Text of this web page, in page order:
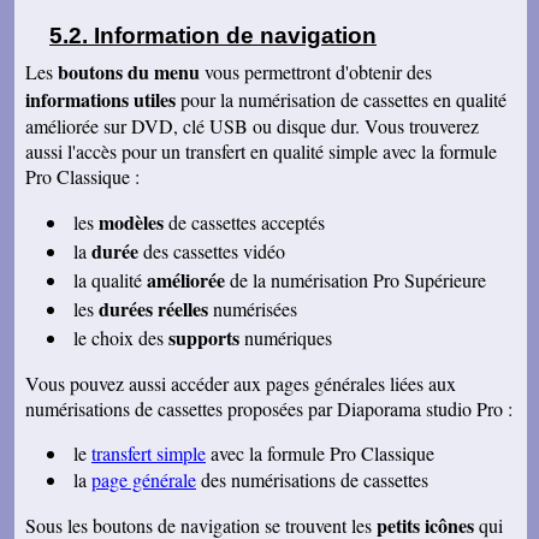
J'ai bien reçu la K7 et les DVD, c'est parfait.
Cécile B.
J'ai bien reçu le DVD et le son est parfait. Je
vous remercie de vos efforts. Bien cordialement
Bien reçu votre COLIS - Travail fénoménal que
j'ai eu peur d'entreprendre !!!!!!!!!!!!! Le disque
DUR et les CD/DVD fonctionnement
parfaitement ........ Je vais entreprendre
pour........ NOEL 3 copies. pour mes 3 enfants
de 1980 à ce jour . MERCI MERCI MERCI Je
entourage...
Véronique F.
Bien reçu,cela fait plaisir de revoir tout çà!
Cordialement
Marc T.
J'ai reçu le DVD hier. Merci beaucoup, j'aurai
d'autres bandes à vous envoyer dont du super8.
Information de navigation
Lesboutons du menuvous permettront d'obtenir des
informations utilespour la numérisation de cassettes en qualité
améliorée sur DVD, clé USB ou disque dur. Vous trouverez
aussi l'accès pour un transfert en qualité simple avec la formule
Pro Classique :
lesmodèlesde cassettes acceptés
la duréedes cassettes vidéo
la qualitéamélioréede la numérisation Pro Supérieure
lesdurées réellesnumérisées
le choix dessupportsnumériques
Vous pouvez aussi accéder aux pages générales liées aux
numérisations de cassettes proposées par Diaporama studio Pro :
letransfert simpleavec la formule Pro Classique
la page généraledes numérisations de cassettes
Sous les boutons de navigation se trouvent lespetits icônesqui